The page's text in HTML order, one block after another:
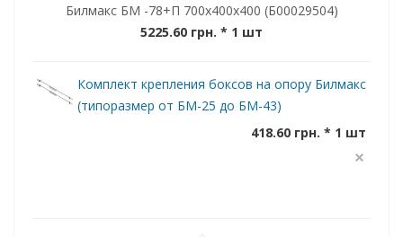
Билмакс БМ -78+П 700x400x400 (Б00029504)
5225.60 грн. * 1 шт
Комплект крепления боксов на опору Билмакс
(типоразмер от БМ-25 до БМ-43)
418.60 грн. * 1 шт